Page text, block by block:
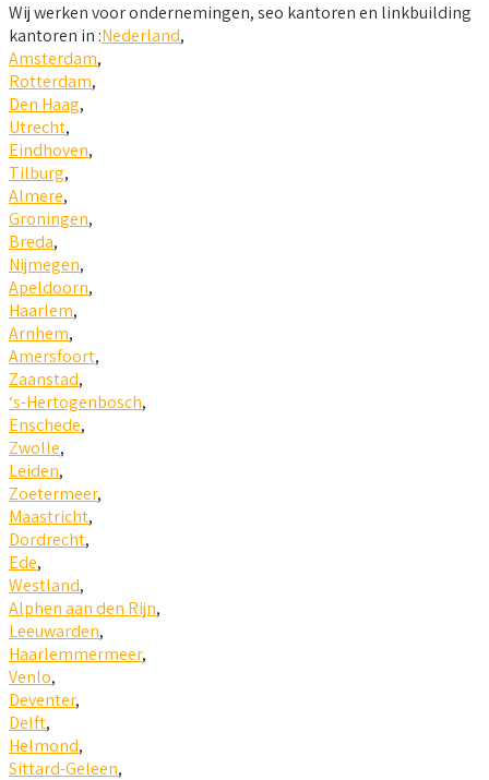
Wij werken voor ondernemingen, seo kantoren en linkbuilding
kantoren in :Nederland,
Amsterdam,
Rotterdam,
Den Haag,
Utrecht,
Eindhoven,
Tilburg,
Almere,
Groningen,
Breda,
Nijmegen,
Apeldoorn,
Haarlem,
Arnhem,
Amersfoort,
Zaanstad,
‘s-Hertogenbosch,
Enschede,
Zwolle,
Leiden,
Zoetermeer,
Maastricht,
Dordrecht,
Ede,
Westland,
Alphen aan den Rijn,
Leeuwarden,
Haarlemmermeer,
Venlo,
Deventer,
Delft,
Helmond,
Sittard-Geleen,